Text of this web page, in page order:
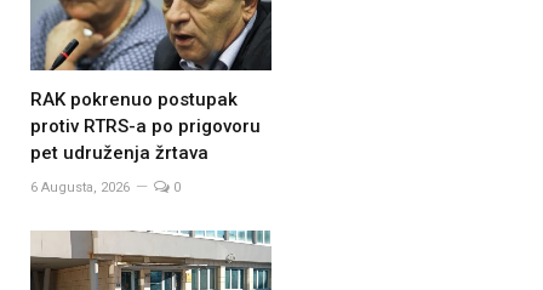
RAK pokrenuo postupak
protiv RTRS-a po prigovoru
pet udruženja žrtava
6 Augusta, 2026 0